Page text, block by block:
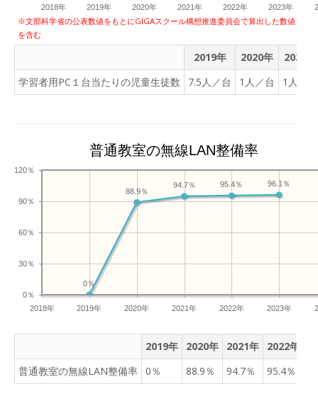
2018年 2019年 2020年 2021年 2022年 2023年
※文部科学省の公表数値をもとにGIGAスクール構想推進委員会で算出した数値
を含む
2019年 2020年
2021年
学習者用PC１台当たりの児童生徒数
7.5人／台 1人／台 1人／台
普通教室の無線LAN整備率
2018年 2019年 2020年 2021年 2022年 2023年
0％
30％
60％
90％
120％
96.1％
95.4％
94.7％
88.9％
0％
2019年 2020年 2021年 2022年
普通教室の無線LAN整備率 0％ 88.9％ 94.7％ 95.4％